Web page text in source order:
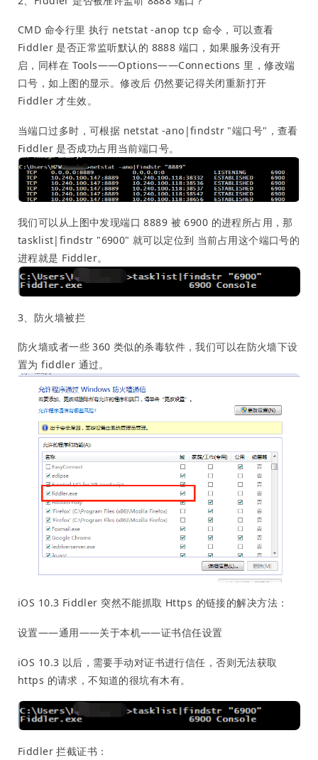
CMD 命令行里 执行 netstat -anop tcp 命令，可以查看
Fiddler 是否正常监听默认的 8888 端口，如果服务没有开
启，同样在 Tools——Options——Connections 里，修改端
口号，如上图的显示。修改后 仍然要记得关闭重新打开
Fiddler 才生效。
当端口过多时，可根据 netstat -ano|findstr "端口号"，查看
Fiddler 是否成功占用当前端口号。
我们可以从上图中发现端口 8889 被 6900 的进程所占用，那
tasklist|findstr "6900" 就可以定位到 当前占用这个端口号的
进程就是 Fiddler。
3、防火墙被拦
防火墙或者一些 360 类似的杀毒软件，我们可以在防火墙下设
置为 fiddler 通过。
iOS 10.3 Fiddler 突然不能抓取 Https 的链接的解决方法：
设置——通用——关于本机——证书信任设置
iOS 10.3 以后，需要手动对证书进行信任，否则无法获取
https 的请求，不知道的很坑有木有。
Fiddler 拦截证书：